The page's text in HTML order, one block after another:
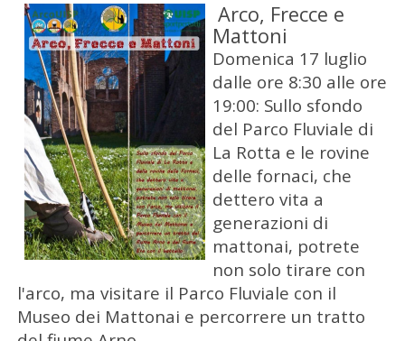
Arco, Frecce e
Mattoni
Domenica 17 luglio
dalle ore 8:30 alle ore
19:00: Sullo sfondo
del Parco Fluviale di
La Rotta e le rovine
delle fornaci, che
dettero vita a
generazioni di
mattonai, potrete
non solo tirare con
l'arco, ma visitare il Parco Fluviale con il
Museo dei Mattonai e percorrere un tratto